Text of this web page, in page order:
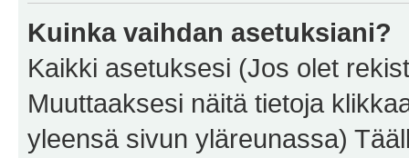
Kuinka vaihdan asetuksiani?
Kaikki asetuksesi (Jos olet
Muuttaaksesi näitä tietoja
yleensä sivun yläreunassa)